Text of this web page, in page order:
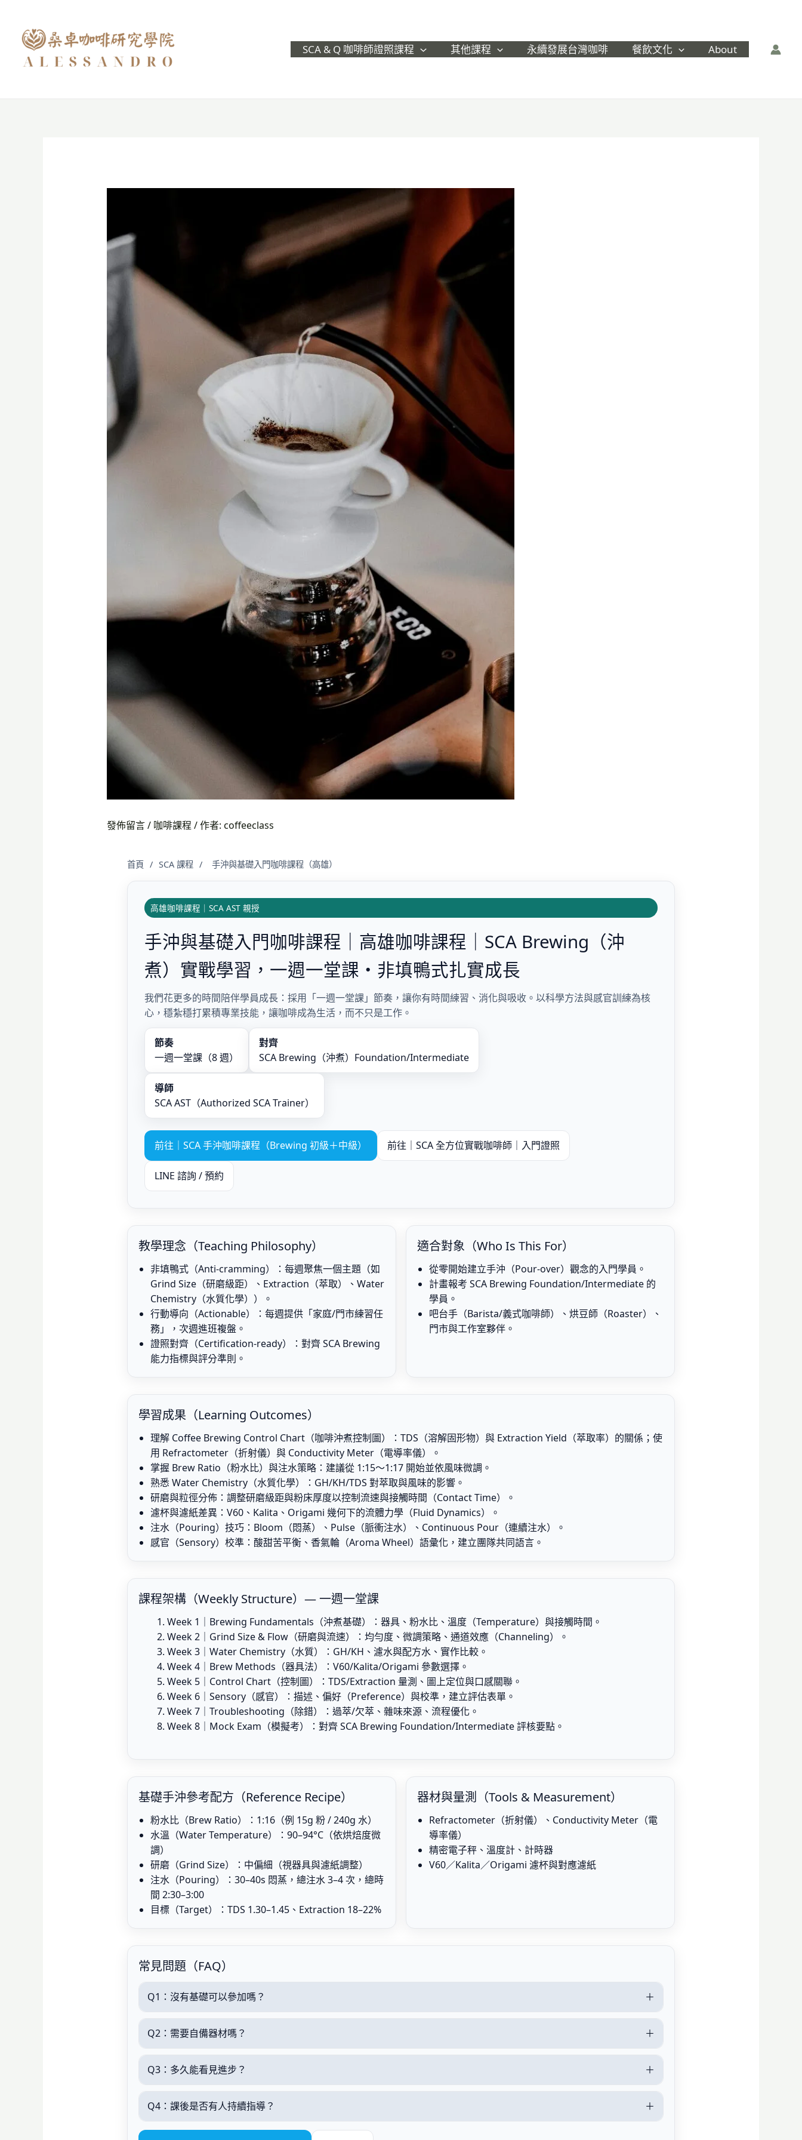
SCA & Q 咖啡師證照課程 其他課程 永續發展台灣咖啡 餐飲文化 About
發佈留言/ 咖啡課程/ 作者: coffeeclass
首頁 / SCA 課程 / 手沖與基礎入門咖啡課程（高雄）
高雄咖啡課程｜SCA AST 親授
手沖與基礎入門咖啡課程｜高雄咖啡課程｜SCA Brewing（沖
煮）實戰學習，一週一堂課・非填鴨式扎實成長
我們花更多的時間陪伴學員成長：採用「一週一堂課」節奏，讓你有時間練習、消化與吸收。以科學方法與感官訓練為核
心，穩紮穩打累積專業技能，讓咖啡成為生活，而不只是工作。
節奏
一週一堂課（8 週）
對齊
SCA Brewing（沖煮）Foundation/Intermediate
導師
SCA AST（Authorized SCA Trainer）
前往｜SCA 手沖咖啡課程（Brewing 初級＋中級） 前往｜SCA 全方位實戰咖啡師｜入門證照
LINE 諮詢 / 預約
教學理念（Teaching Philosophy）
非填鴨式（Anti-cramming）：每週聚焦一個主題（如
Grind Size（研磨級距）、Extraction（萃取）、Water
Chemistry（水質化學））。
行動導向（Actionable）：每週提供「家庭/門市練習任
務」，次週進班複盤。
證照對齊（Certification-ready）：對齊 SCA Brewing
能力指標與評分準則。
適合對象（Who Is This For）
從零開始建立手沖（Pour-over）觀念的入門學員。
計畫報考 SCA Brewing Foundation/Intermediate 的
學員。
吧台手（Barista/義式咖啡師）、烘豆師（Roaster）、
門市與工作室夥伴。
學習成果（Learning Outcomes）
理解 Coffee Brewing Control Chart（咖啡沖煮控制圖）：TDS（溶解固形物）與 Extraction Yield（萃取率）的關係；使
用 Refractometer（折射儀）與 Conductivity Meter（電導率儀）。
掌握 Brew Ratio（粉水比）與注水策略：建議從 1:15～1:17 開始並依風味微調。
熟悉 Water Chemistry（水質化學）：GH/KH/TDS 對萃取與風味的影響。
研磨與粒徑分佈：調整研磨級距與粉床厚度以控制流速與接觸時間（Contact Time）。
濾杯與濾紙差異：V60、Kalita、Origami 幾何下的流體力學（Fluid Dynamics）。
注水（Pouring）技巧：Bloom（悶蒸）、Pulse（脈衝注水）、Continuous Pour（連續注水）。
感官（Sensory）校準：酸甜苦平衡、香氣輪（Aroma Wheel）語彙化，建立團隊共同語言。
課程架構（Weekly Structure）— 一週一堂課
Week 1｜Brewing Fundamentals（沖煮基礎）：器具、粉水比、溫度（Temperature）與接觸時間。
Week 2｜Grind Size & Flow（研磨與流速）：均勻度、微調策略、通道效應（Channeling）。
Week 3｜Water Chemistry（水質）：GH/KH、濾水與配方水、實作比較。
Week 4｜Brew Methods（器具法）：V60/Kalita/Origami 參數選擇。
Week 5｜Control Chart（控制圖）：TDS/Extraction 量測、圖上定位與口感關聯。
Week 6｜Sensory（感官）：描述、偏好（Preference）與校準，建立評估表單。
Week 7｜Troubleshooting（除錯）：過萃/欠萃、雜味來源、流程優化。
Week 8｜Mock Exam（模擬考）：對齊 SCA Brewing Foundation/Intermediate 評核要點。
基礎手沖參考配方（Reference Recipe）
粉水比（Brew Ratio）：1:16（例 15g 粉 / 240g 水）
水溫（Water Temperature）：90–94°C（依烘焙度微
調）
研磨（Grind Size）：中偏細（視器具與濾紙調整）
注水（Pouring）：30–40s 悶蒸，總注水 3–4 次，總時
間 2:30–3:00
目標（Target）：TDS 1.30–1.45、Extraction 18–22%
器材與量測（Tools & Measurement）
Refractometer（折射儀）、Conductivity Meter（電
導率儀）
精密電子秤、溫度計、計時器
V60／Kalita／Origami 濾杯與對應濾紙
常見問題（FAQ）
Q1：沒有基礎可以參加嗎？ ＋
Q2：需要自備器材嗎？ ＋
Q3：多久能看見進步？ ＋
Q4：課後是否有人持續指導？ ＋